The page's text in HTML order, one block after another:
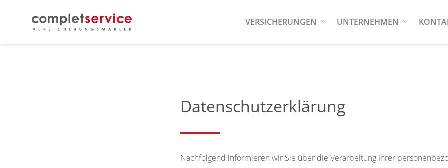
VERSICHERUNGEN UNTERNEHMEN
Datenschutzerklärung
Nachfolgend informieren wir Sie über die Verarbeitung Ihrer